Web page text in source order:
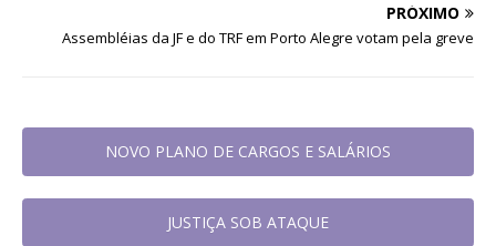
PRÓXIMO
Assembléias da JF e do TRF em Porto Alegre votam pela greve
NOVO PLANO DE CARGOS E SALÁRIOS
JUSTIÇA SOB ATAQUE